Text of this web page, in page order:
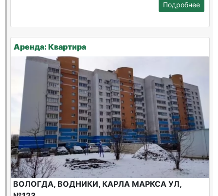
Подробнее
Аренда: Квартира
ВОЛОГДА, ВОДНИКИ, КАРЛА МАРКСА УЛ,